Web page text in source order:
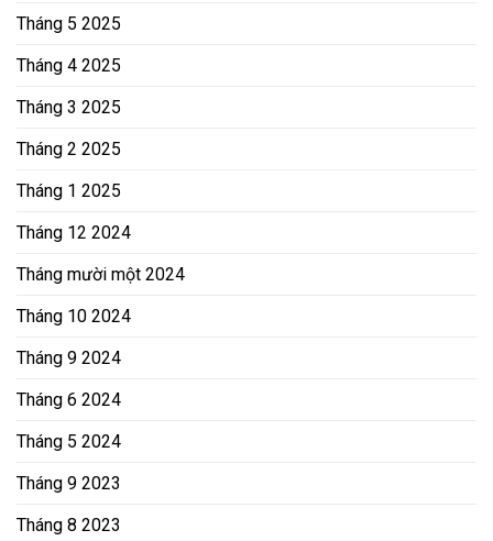
Tháng 5 2025
Tháng 4 2025
Tháng 3 2025
Tháng 2 2025
Tháng 1 2025
Tháng 12 2024
Tháng mười một 2024
Tháng 10 2024
Tháng 9 2024
Tháng 6 2024
Tháng 5 2024
Tháng 9 2023
Tháng 8 2023